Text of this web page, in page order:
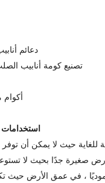
دعائم
تصنيع كومة أنابيب
أكوام
للغاية حيث لا يمكن أن
صغيرة جدًا بحيث لا